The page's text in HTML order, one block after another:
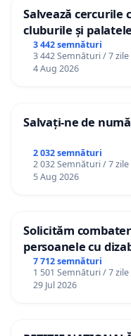
Salvează
cluburile și
3 442 semnături
3 442 Semnături / 7 zile
4 Aug 2026
Salvați-ne de
2 032 semnături
2 032 Semnături / 7 zile
5 Aug 2026
Solicităm
persoanele cu
7 712 semnături
1 501 Semnături / 7 zile
29 Jul 2026